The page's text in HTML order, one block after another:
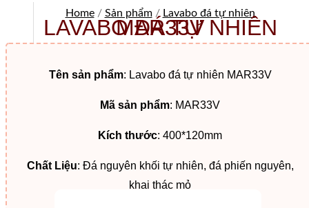
Home / Sản phẩm / Lavabo đá tự nhiên
LAVABO ĐÁ TỰ NHIÊN MAR33V
Tên sản phẩm: Lavabo đá tự nhiên MAR33V
Mã sản phẩm: MAR33V
Kích thước: 400*120mm
Chất Liệu: Đá nguyên khối tự nhiên, đá phiến nguyên,
khai thác mỏ